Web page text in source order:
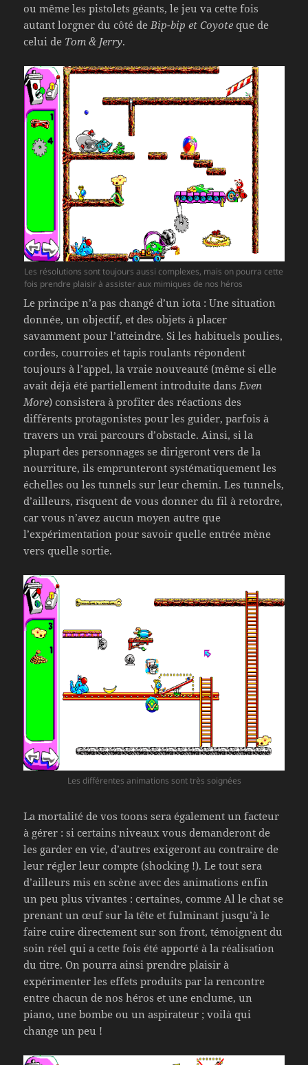
ou même les pistolets géants, le jeu va cette fois
autant lorgner du côté de Bip-bip et Coyote que de
celui de Tom & Jerry.
Les résolutions sont toujours aussi complexes, mais on pourra cette
fois prendre plaisir à assister aux mimiques de nos héros
Le principe n’a pas changé d’un iota : Une situation
donnée, un objectif, et des objets à placer
savamment pour l’atteindre. Si les habituels poulies,
cordes, courroies et tapis roulants répondent
toujours à l’appel, la vraie nouveauté (même si elle
avait déjà été partiellement introduite dans Even
More) consistera à profiter des réactions des
différents protagonistes pour les guider, parfois à
travers un vrai parcours d’obstacle. Ainsi, si la
plupart des personnages se dirigeront vers de la
nourriture, ils emprunteront systématiquement les
échelles ou les tunnels sur leur chemin. Les tunnels,
d’ailleurs, risquent de vous donner du fil à retordre,
car vous n’avez aucun moyen autre que
l’expérimentation pour savoir quelle entrée mène
vers quelle sortie.
Les différentes animations sont très soignées
La mortalité de vos toons sera également un facteur
à gérer : si certains niveaux vous demanderont de
les garder en vie, d’autres exigeront au contraire de
leur régler leur compte (shocking !). Le tout sera
d’ailleurs mis en scène avec des animations enfin
un peu plus vivantes : certaines, comme Al le chat se
prenant un œuf sur la tête et fulminant jusqu’à le
faire cuire directement sur son front, témoignent du
soin réel qui a cette fois été apporté à la réalisation
du titre. On pourra ainsi prendre plaisir à
expérimenter les effets produits par la rencontre
entre chacun de nos héros et une enclume, un
piano, une bombe ou un aspirateur ; voilà qui
change un peu !